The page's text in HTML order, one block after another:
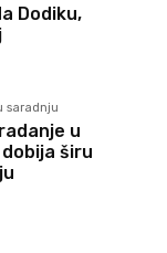
Dodiku,
saradnju
u
širu